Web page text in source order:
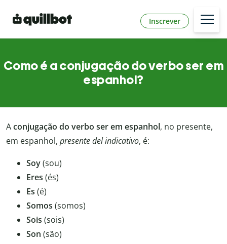
Inscrever
Como é a conjugação do verbo ser em
espanhol?
Aconjugação do verbo serem espanhol, no presente,
em espanhol, presente del indicativo, é:
Soy(sou)
Eres (és)
Es (é)
Somos (somos)
Sois (sois)
Son (são)